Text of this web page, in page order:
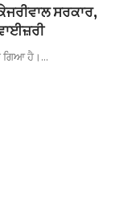
ਸਰਕਾਰ,
ਗਿਆ ਹੈ।…